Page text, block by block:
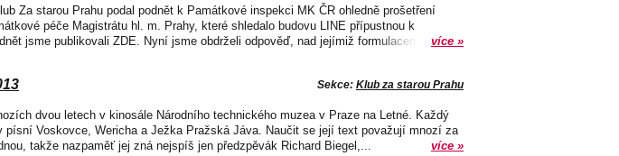
Za starou Prahu podal podnět k Památkové inspekci MK ČR ohledně prošetření
péče Magistrátu hl. m. Prahy, které shledalo budovu LINE přípustnou k
jsme publikovali ZDE. Nyní jsme obdrželi odpověď, nad jejímiž formulacemi...více »
Sekce: Klub za starou Prahu
dvou letech v kinosále Národního technického muzea v Praze na Letné. Každý
Voskovce, Wericha a Ježka Pražská Jáva. Naučit se její text považují mnozí za
takže nazpaměť jej zná nejspíš jen předzpěvák Richard Biegel,...
více »